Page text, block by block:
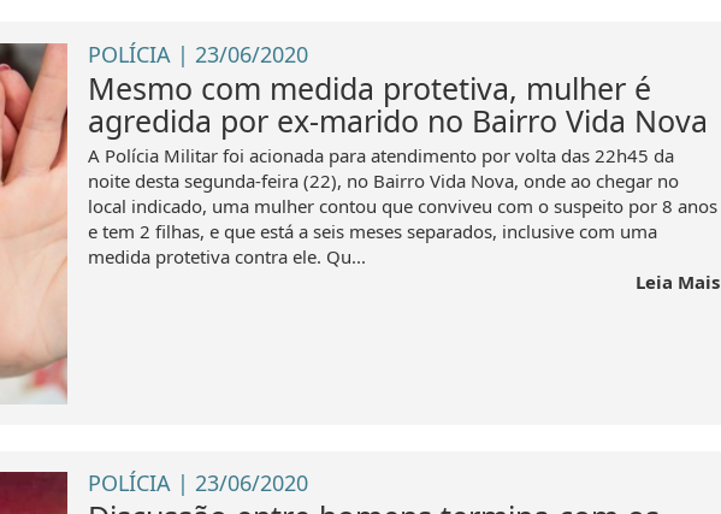
POLÍCIA | 23/06/2020
Mesmo com medida protetiva, mulher é
agredida por ex-marido no Bairro Vida Nova
A Polícia Militar foi acionada para atendimento por volta das 22h45 da
noite desta segunda-feira (22), no Bairro Vida Nova, onde ao chegar no
local indicado, uma mulher contou que conviveu com o suspeito por 8 anos
e tem 2 filhas, e que está a seis meses separados, inclusive com uma
medida protetiva contra ele. Qu...
Leia Mais
POLÍCIA | 23/06/2020